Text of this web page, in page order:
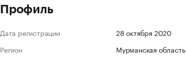
Профиль
Дата регистрации
28 октября 2020
Регион
Мурманская область